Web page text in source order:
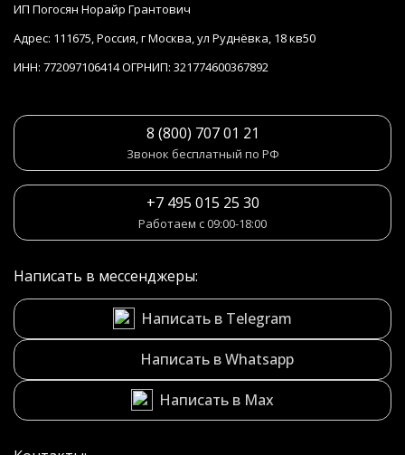
ИП Погосян Норайр Грантович
Адрес: 111675, Россия, г Москва, ул Руднёвка, 18 кв50
ИНН: 772097106414 ОГРНИП: 321774600367892
8 (800) 707 01 21
Звонок бесплатный по РФ
+7 495 015 25 30
Работаем с 09:00-18:00
Написать в мессенджеры:
Написать в Telegram
Написать в Whatsapp
Написать в Max